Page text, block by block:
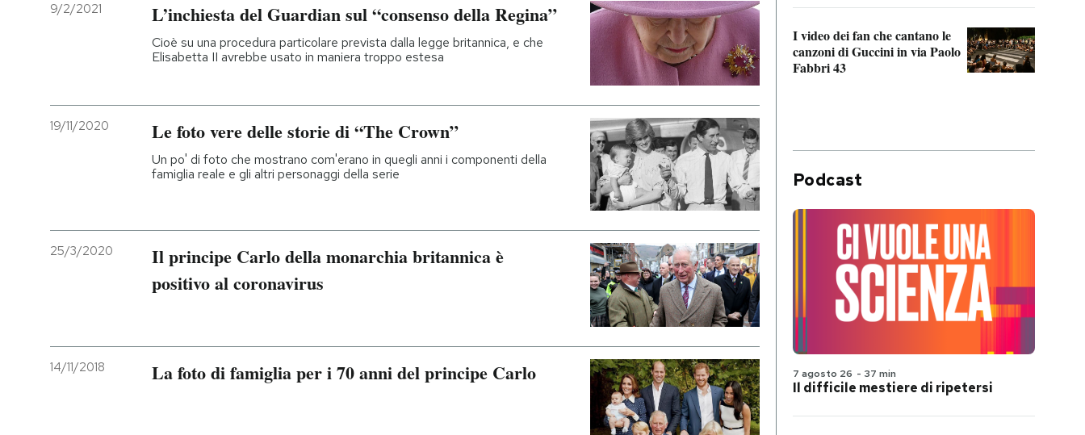
9/2/2021 L’inchiesta del Guardian sul “consenso della Regina”
Cioè su una procedura particolare prevista dalla legge britannica, e che
Elisabetta II avrebbe usato in maniera troppo estesa
19/11/2020 Le foto vere delle storie di “The Crown”
Un po' di foto che mostrano com'erano in quegli anni i componenti della
famiglia reale e gli altri personaggi della serie
25/3/2020
Il principe Carlo della monarchia britannica è
positivo al coronavirus
14/11/2018 La foto di famiglia per i 70 anni del principe Carlo
I video dei fan che cantano le
canzoni di Guccini in via Paolo
Fabbri 43
Podcast
7 agosto 26 - 37 min
Il difficile mestiere di ripetersi